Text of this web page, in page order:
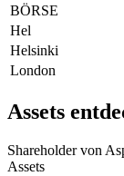
BÖRSE
Hel
Helsinki
London
Assets
Shareholder von
Assets